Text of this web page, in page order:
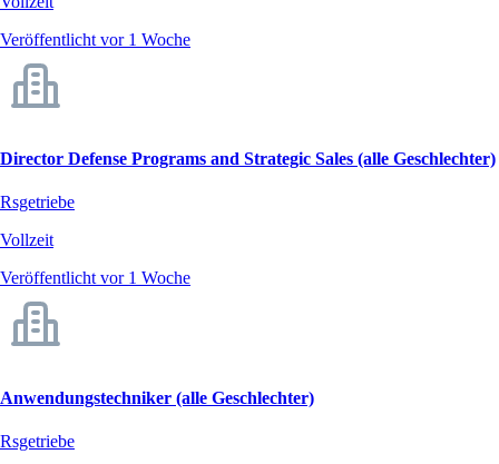
Veröffentlicht vor 1 Woche
Director Defense Programs and Strategic Sales (alle Geschlechter)
Rsgetriebe
Vollzeit
Veröffentlicht vor 1 Woche
Anwendungstechniker (alle Geschlechter)
Rsgetriebe